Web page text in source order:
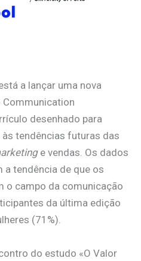
a lançar uma nova
desenhado para
tendências futuras das
e vendas. Os dados
tendência de que os
o campo da comunicação
da última edição
(71%).
do estudo «O Valor